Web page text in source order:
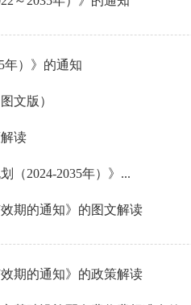
年）》的通知
文版）
读
（2024-2035年）》...
期的通知》的图文解读
期的通知》的政策解读